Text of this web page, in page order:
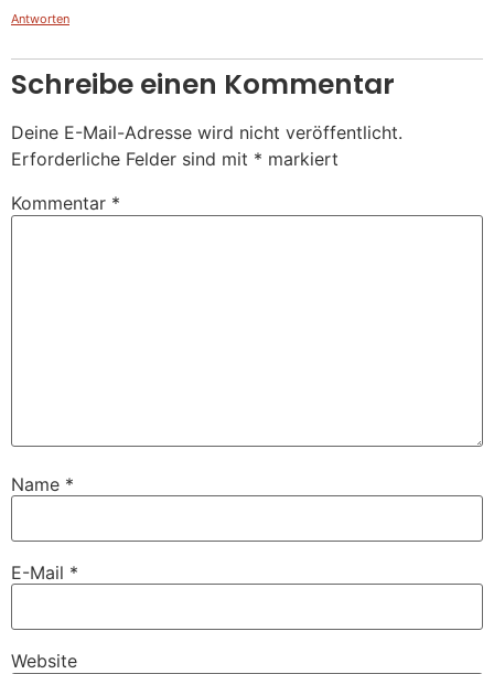
Antworten
Schreibe einen Kommentar
Deine E-Mail-Adresse wird nicht veröffentlicht.
Erforderliche Felder sind mit * markiert
Kommentar *
Name *
E-Mail *
Website